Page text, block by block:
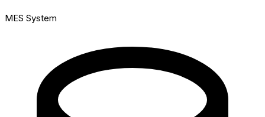
MES System